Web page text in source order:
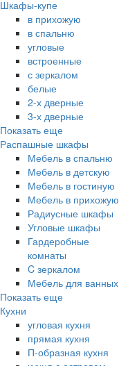
Шкафы-купе
в прихожую
в спальню
угловые
встроенные
с зеркалом
белые
2-х дверные
3-х дверные
Показать еще
Распашные шкафы
Мебель в спальню
Мебель в детскую
Мебель в гостиную
Мебель в прихожую
Радиусные шкафы
Угловые шкафы
Гардеробные
комнаты
C зеркалом
Мебель для ванных
Показать еще
Кухни
угловая кухня
прямая кухня
П-образная кухня